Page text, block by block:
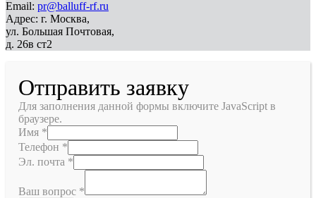
Email: pr@balluff-rf.ru
Адрес: г. Москва,
ул. Большая Почтовая,
д. 26в ст2
Отправить заявку
Для заполнения данной формы включите JavaScript в
браузере.
Имя *
Телефон *
Эл. почта *
Ваш вопрос *